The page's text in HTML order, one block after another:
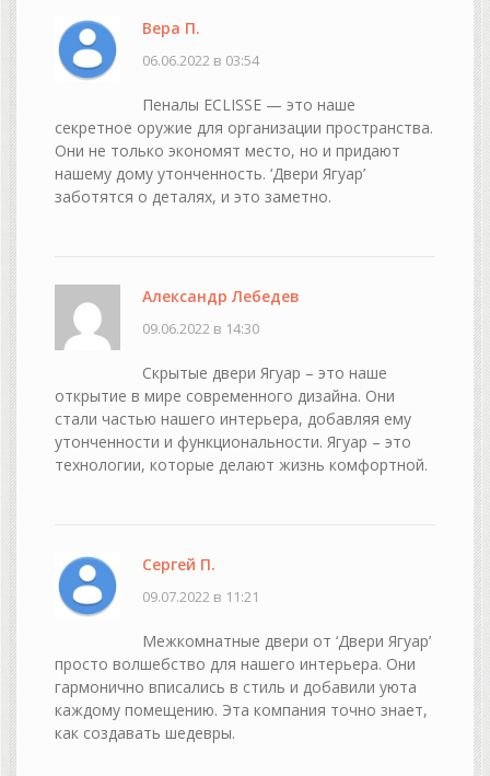
Вера П.
06.06.2022 в 03:54
Пеналы ECLISSE — это наше
секретное оружие для организации пространства.
Они не только экономят место, но и придают
нашему дому утонченность. ‘Двери Ягуар’
заботятся о деталях, и это заметно.
Александр Лебедев
09.06.2022 в 14:30
Скрытые двери Ягуар – это наше
открытие в мире современного дизайна. Они
стали частью нашего интерьера, добавляя ему
утонченности и функциональности. Ягуар – это
технологии, которые делают жизнь комфортной.
Сергей П.
09.07.2022 в 11:21
Межкомнатные двери от ‘Двери Ягуар’
просто волшебство для нашего интерьера. Они
гармонично вписались в стиль и добавили уюта
каждому помещению. Эта компания точно знает,
как создавать шедевры.